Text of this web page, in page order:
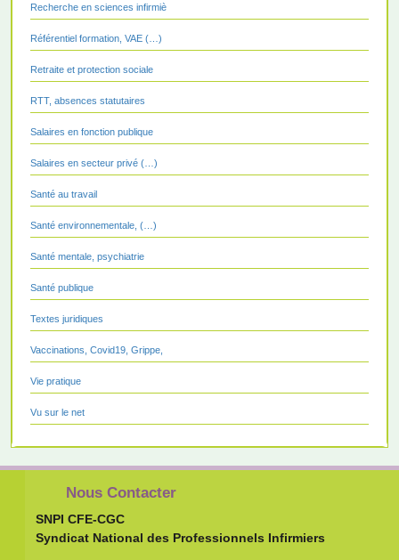
Recherche en sciences infirmiè
Référentiel formation, VAE (…)
Retraite et protection sociale
RTT, absences statutaires
Salaires en fonction publique
Salaires en secteur privé (…)
Santé au travail
Santé environnementale, (…)
Santé mentale, psychiatrie
Santé publique
Textes juridiques
Vaccinations, Covid19, Grippe,
Vie pratique
Vu sur le net
Nous Contacter
SNPI CFE-CGC
Syndicat National des Professionnels Infirmiers